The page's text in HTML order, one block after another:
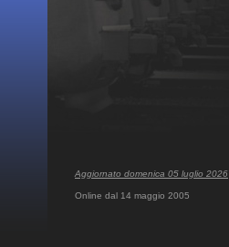
Aggiornato domenica 05 luglio 2026
Online dal 14 maggio 2005